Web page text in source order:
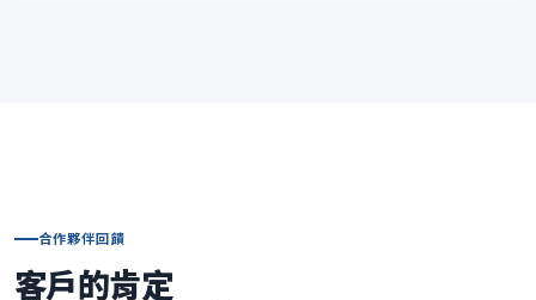
合作夥伴回饋
客戶的肯定